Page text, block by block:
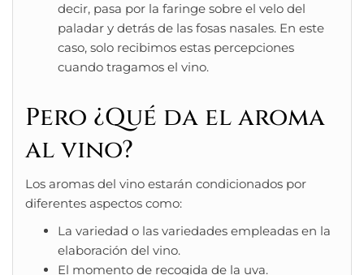
decir, pasa por la faringe sobre el velo del
paladar y detrás de las fosas nasales. En este
caso, solo recibimos estas percepciones
cuando tragamos el vino.
Pero ¿Qué da el aroma
al vino?
Los aromas del vino estarán condicionados por
diferentes aspectos como:
La variedad o las variedades empleadas en la
elaboración del vino.
El momento de recogida de la uva.